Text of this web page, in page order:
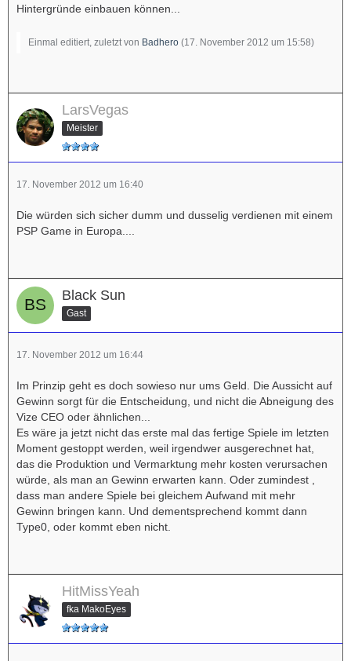
Hintergründe einbauen können...
Einmal editiert, zuletzt von Badhero (17. November 2012 um 15:58)
LarsVegas
Meister
17. November 2012 um 16:40
Die würden sich sicher dumm und dusselig verdienen mit einem
PSP Game in Europa....
Black Sun
Gast
17. November 2012 um 16:44
Im Prinzip geht es doch sowieso nur ums Geld. Die Aussicht auf
Gewinn sorgt für die Entscheidung, und nicht die Abneigung des
Vize CEO oder ähnlichen...
Es wäre ja jetzt nicht das erste mal das fertige Spiele im letzten
Moment gestoppt werden, weil irgendwer ausgerechnet hat,
das die Produktion und Vermarktung mehr kosten verursachen
würde, als man an Gewinn erwarten kann. Oder zumindest ,
dass man andere Spiele bei gleichem Aufwand mit mehr
Gewinn bringen kann. Und dementsprechend kommt dann
Type0, oder kommt eben nicht.
HitMissYeah
fka MakoEyes